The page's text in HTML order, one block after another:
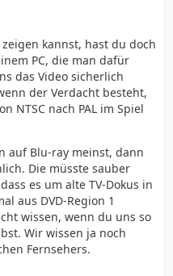
kannst, hast du doch
PC, die man dafür
das Video sicherlich
der Verdacht besteht,
NTSC nach PAL im Spiel
auf Blu-ray meinst, dann
Die müsste sauber
es um alte TV-Dokus in
aus DVD-Region 1
wissen, wenn du uns so
Wir wissen ja noch
Fernsehers.